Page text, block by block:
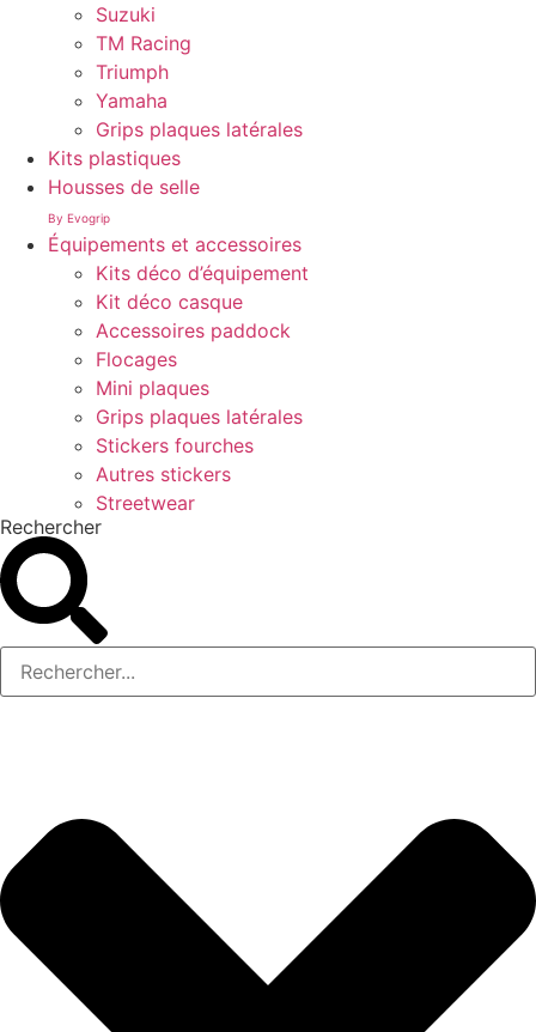
Suzuki
TM Racing
Triumph
Yamaha
Grips plaques latérales
Kits plastiques
Housses de selle
By Evogrip
Équipements et accessoires
Kits déco d’équipement
Kit déco casque
Accessoires paddock
Flocages
Mini plaques
Grips plaques latérales
Stickers fourches
Autres stickers
Streetwear
Rechercher